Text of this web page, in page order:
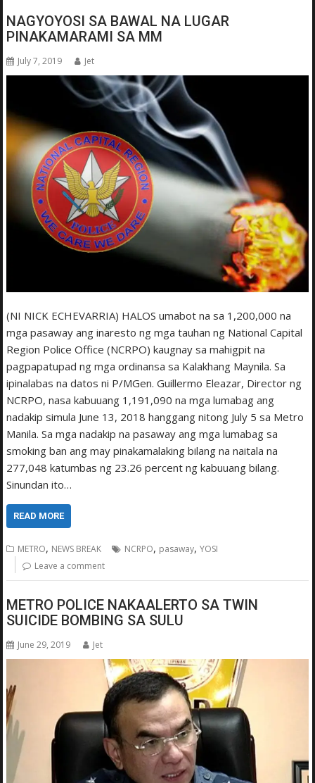
NAGYOYOSI SA BAWAL NA LUGAR
PINAKAMARAMI SA MM
July 7, 2019 Jet
(NI NICK ECHEVARRIA) HALOS umabot na sa 1,200,000 na
mga pasaway ang inaresto ng mga tauhan ng National Capital
Region Police Office (NCRPO) kaugnay sa mahigpit na
pagpapatupad ng mga ordinansa sa Kalakhang Maynila. Sa
ipinalabas na datos ni P/MGen. Guillermo Eleazar, Director ng
NCRPO, nasa kabuuang 1,191,090 na mga lumabag ang
nadakip simula June 13, 2018 hanggang nitong July 5 sa Metro
Manila. Sa mga nadakip na pasaway ang mga lumabag sa
smoking ban ang may pinakamalaking bilang na naitala na
277,048 katumbas ng 23.26 percent ng kabuuang bilang.
Sinundan ito…
READ MORE
METRO, NEWS BREAK NCRPO, pasaway,YOSI
Leave a comment
METRO POLICE NAKAALERTO SA TWIN
SUICIDE BOMBING SA SULU
June 29, 2019 Jet